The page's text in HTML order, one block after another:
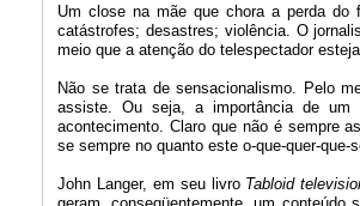
Um close na mãe que chora a perda do
catástrofes; desastres; violência. O
meio que a atenção do telespectador
Não se trata de sensacionalismo. Pelo
assiste. Ou seja, a importância de um
acontecimento. Claro que não é sempre
se sempre no quanto este o-que-quer-que-
John Langer, em seu livro Tabloid